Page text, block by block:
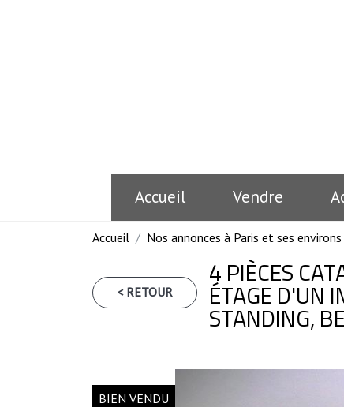
Accueil Vendre
Accueil Nos annonces à Paris et ses environs
< RETOUR
4 PIÈCES
ÉTAGE D'UN
STANDING,
BIEN VENDU